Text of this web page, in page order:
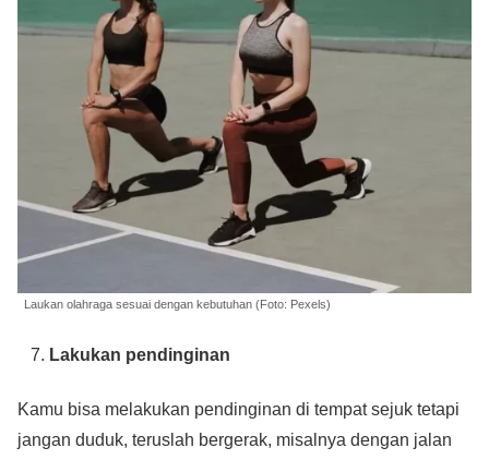
Laukan olahraga sesuai dengan kebutuhan (Foto: Pexels)
Lakukan pendinginan
Kamu bisa melakukan pendinginan di tempat sejuk tetapi
jangan duduk, teruslah bergerak, misalnya dengan jalan